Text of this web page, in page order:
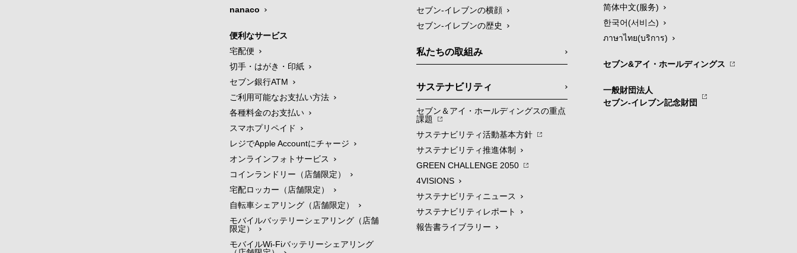
nanaco
便利なサービス
宅配便
切手・はがき・印紙
セブン銀行ATM
ご利用可能なお支払い方法
各種料金のお支払い
スマホプリペイド
レジでApple Accountにチャージ
オンラインフォトサービス
コインランドリー（店舗限定）
宅配ロッカー（店舗限定）
自転車シェアリング（店舗限定）
モバイルバッテリーシェアリング（店舗
限定）
モバイルWi-Fiバッテリーシェアリング
セブン-イレブンの横顔
セブン-イレブンの歴史
私たちの取組み
サステナビリティ
セブン＆アイ・ホールディングスの重点
課題
サステナビリティ活動基本方針
サステナビリティ推進体制
GREEN CHALLENGE 2050
4VISIONS
サステナビリティニュース
サステナビリティレポート
報告書ライブラリー
简体中文(服务)
한국어(서비스)
ภาษาไทย(บริการ)
セブン&アイ・ホールディングス
一般財団法人
セブン-イレブン記念財団